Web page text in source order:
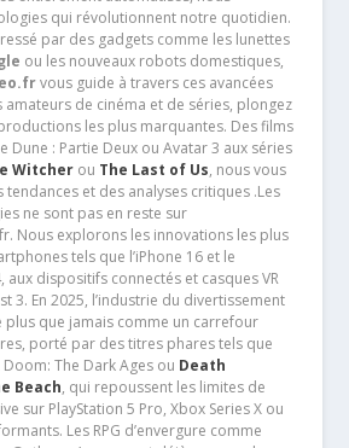
qui révolutionnent notre quotidien.
par des gadgets comme les lunettes
ou les nouveaux robots domestiques,
vous guide à travers ces avancées
amateurs de cinéma et de séries, plongez
les plus marquantes. Des films
Dune : Partie Deux ou Avatar 3 aux séries
Witcherou The Last of Us, nous vous
et des analyses critiques .Les
ne sont pas en reste sur
Nous explorons les innovations les plus
tels que l’iPhone 16 et le
aux dispositifs connectés et casques VR
3. En 2025, l’industrie du divertissement
plus que jamais comme un carrefour
porté par des titres phares tels que
The Dark Ages ou Death
Beach, qui repoussent les limites de
sur PlayStation 5 Pro, Xbox Series X ou
Les RPG d’envergure comme